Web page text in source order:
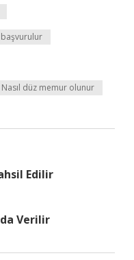
başvurulur
Nasıl düz memur olunur
Edilir
Verilir